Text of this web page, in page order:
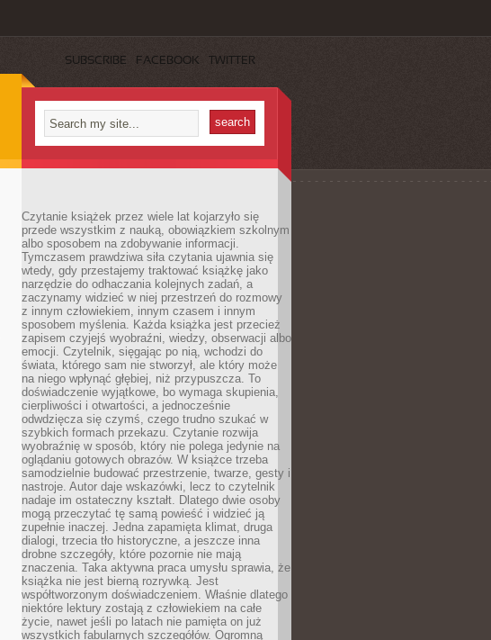
SUBSCRIBE FACEBOOK TWITTER
Czytanie książek przez wiele lat kojarzyło się
przede wszystkim z nauką, obowiązkiem szkolnym
albo sposobem na zdobywanie informacji.
Tymczasem prawdziwa siła czytania ujawnia się
wtedy, gdy przestajemy traktować książkę jako
narzędzie do odhaczania kolejnych zadań, a
zaczynamy widzieć w niej przestrzeń do rozmowy
z innym człowiekiem, innym czasem i innym
sposobem myślenia. Każda książka jest przecież
zapisem czyjejś wyobraźni, wiedzy, obserwacji albo
emocji. Czytelnik, sięgając po nią, wchodzi do
świata, którego sam nie stworzył, ale który może
na niego wpłynąć głębiej, niż przypuszcza. To
doświadczenie wyjątkowe, bo wymaga skupienia,
cierpliwości i otwartości, a jednocześnie
odwdzięcza się czymś, czego trudno szukać w
szybkich formach przekazu. Czytanie rozwija
wyobraźnię w sposób, który nie polega jedynie na
oglądaniu gotowych obrazów. W książce trzeba
samodzielnie budować przestrzenie, twarze, gesty i
nastroje. Autor daje wskazówki, lecz to czytelnik
nadaje im ostateczny kształt. Dlatego dwie osoby
mogą przeczytać tę samą powieść i widzieć ją
zupełnie inaczej. Jedna zapamięta klimat, druga
dialogi, trzecia tło historyczne, a jeszcze inna
drobne szczegóły, które pozornie nie mają
znaczenia. Taka aktywna praca umysłu sprawia, że
książka nie jest bierną rozrywką. Jest
współtworzonym doświadczeniem. Właśnie dlatego
niektóre lektury zostają z człowiekiem na całe
życie, nawet jeśli po latach nie pamięta on już
wszystkich fabularnych szczegółów. Ogromną